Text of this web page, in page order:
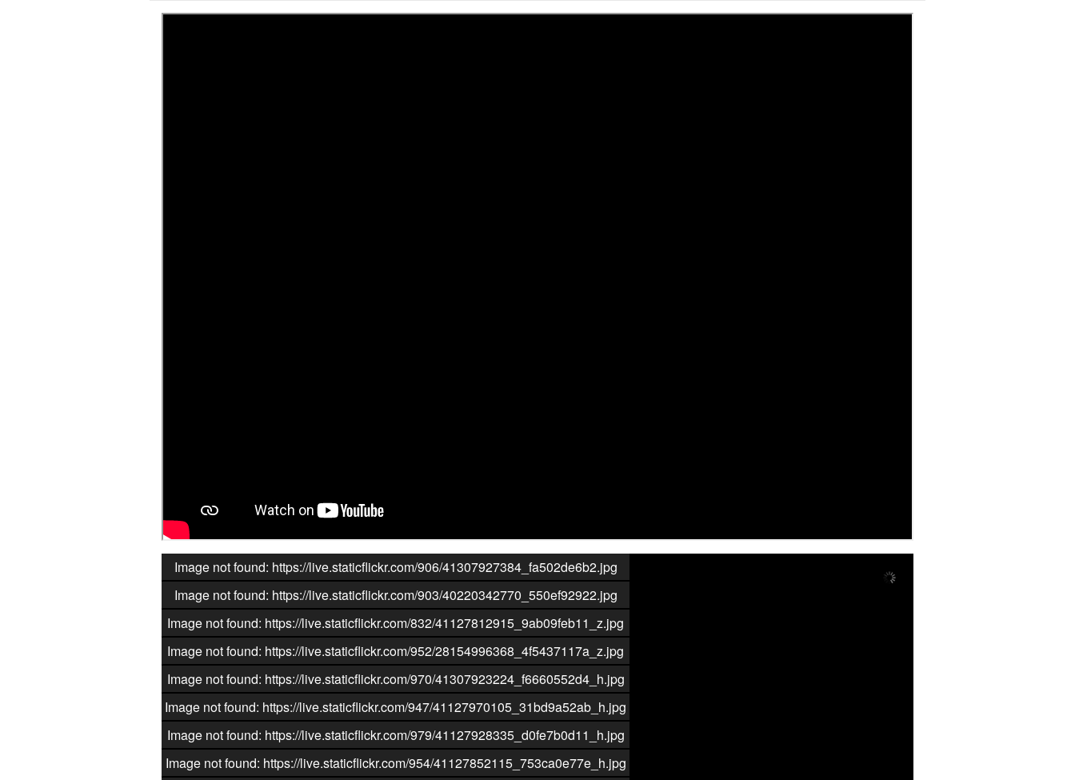
Image not found: https://live.staticflickr.com/906/41307927384_fa502de6b2.jpg
Image not found: https://live.staticflickr.com/903/40220342770_550ef92922.jpg
Image not found: https://live.staticflickr.com/832/41127812915_9ab09feb11_z.jpg
Image not found: https://live.staticflickr.com/952/28154996368_4f5437117a_z.jpg
Image not found: https://live.staticflickr.com/970/41307923224_f6660552d4_h.jpg
Image not found: https://live.staticflickr.com/947/41127970105_31bd9a52ab_h.jpg
Image not found: https://live.staticflickr.com/979/41127928335_d0fe7b0d11_h.jpg
Image not found: https://live.staticflickr.com/954/41127852115_753ca0e77e_h.jpg